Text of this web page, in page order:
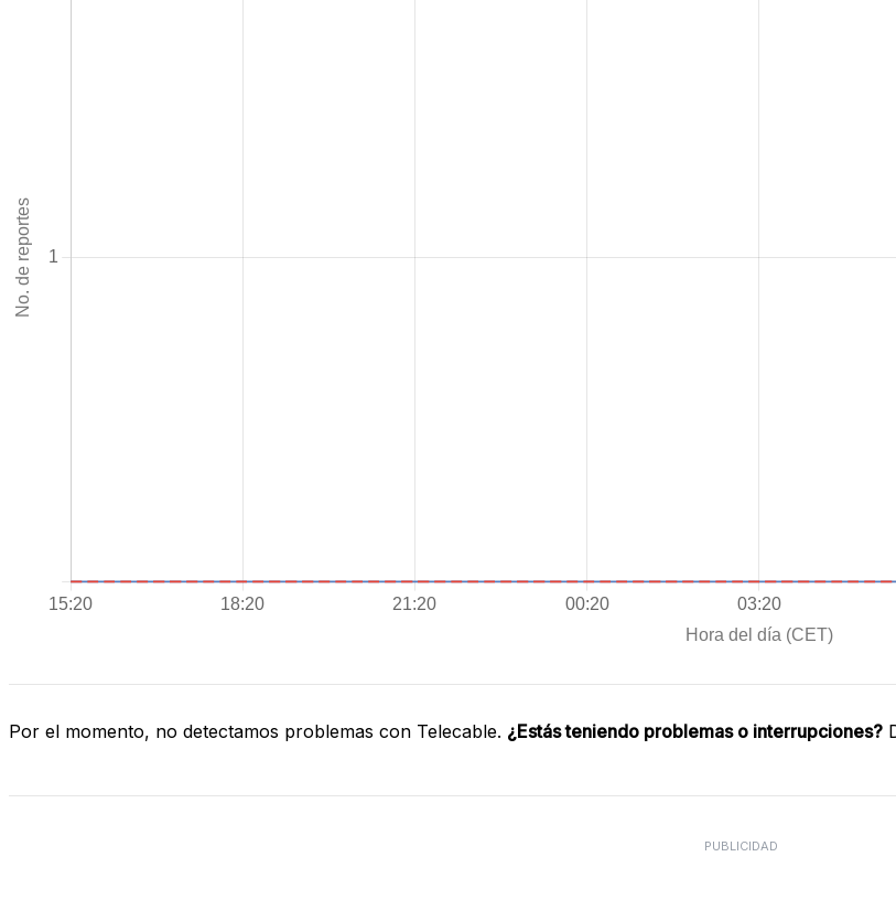
Por el momento, no detectamos problemas con Telecable. ¿Estás teniendo problemas o interrupciones?
PUBLICIDAD